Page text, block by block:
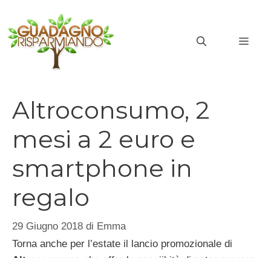
contenuto
Altroconsumo, 2
mesi a 2 euro e
smartphone in
regalo
29 Giugno 2018 di Emma
Torna anche per l’estate il lancio promozionale di